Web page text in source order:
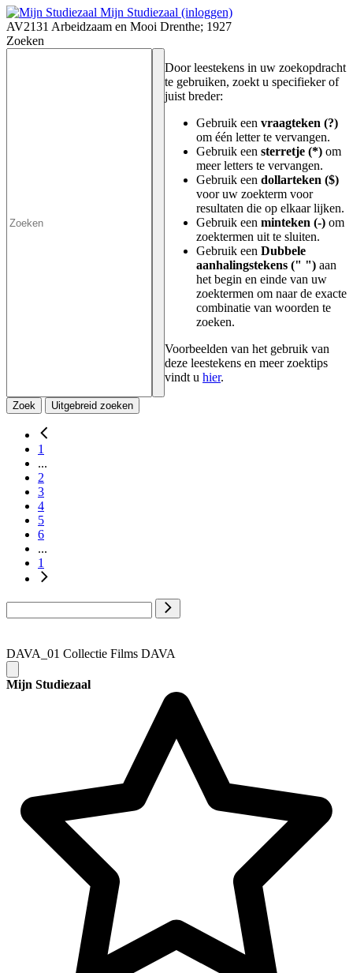
Mijn Studiezaal (inloggen)
AV2131 Arbeidzaam en Mooi Drenthe; 1927
Zoeken
Door leestekens in uw zoekopdracht
te gebruiken, zoekt u specifieker of
juist breder:
Gebruik een vraagteken (?)
om één letter te vervangen.
Gebruik een sterretje (*) om
meer letters te vervangen.
Gebruik een dollarteken ($)
voor uw zoekterm voor
resultaten die op elkaar lijken.
Gebruik een minteken (-) om
zoektermen uit te sluiten.
Gebruik een Dubbele
aanhalingstekens (" ") aan
het begin en einde van uw
zoektermen om naar de exacte
combinatie van woorden te
zoeken.
Voorbeelden van het gebruik van
deze leestekens en meer zoektips
vindt u hier.
Zoek Uitgebreid zoeken
1
...
2
3
4
5
6
...
1
DAVA_01 Collectie Films DAVA
Mijn Studiezaal